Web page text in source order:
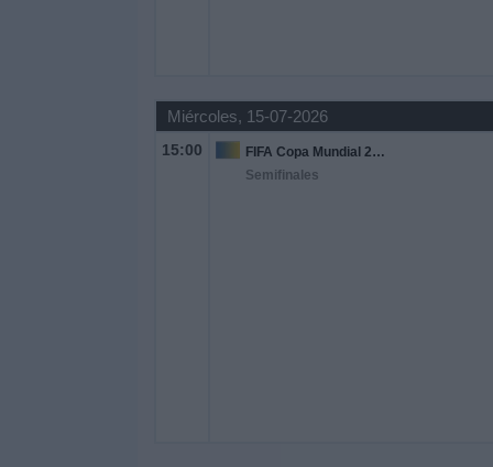
Miércoles, 15-07-2026
15:00
FIFA Copa Mundial 2026
Semifinales